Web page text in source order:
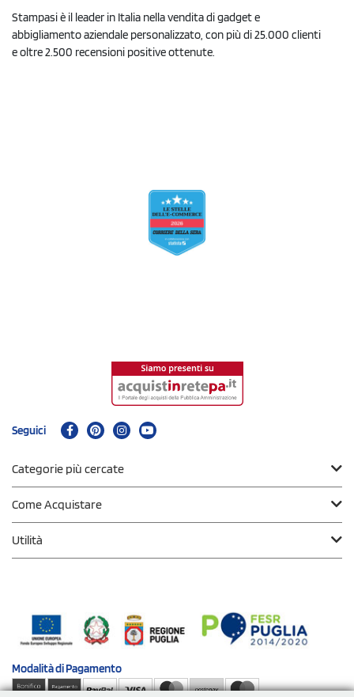
Stampasi è il leader in Italia nella vendita di gadget e
abbigliamento aziendale personalizzato, con più di 25.000 clienti
e oltre 2.500 recensioni positive ottenute.
Seguici
Categorie più cercate
Come Acquistare
Utilità
Modalità diPagamento